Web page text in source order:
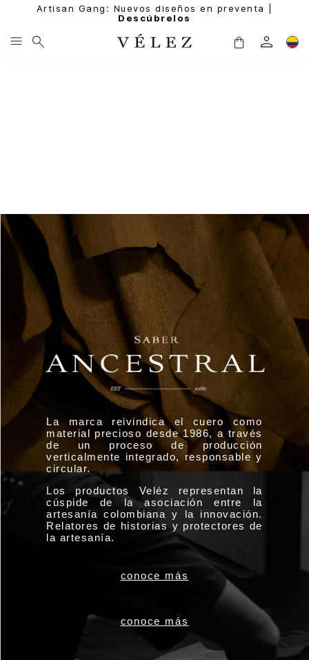
Artisan Gang: Nuevos diseños en preventa |
Descúbrelos
La marca reivindica el cuero como
material precioso desde 1986, a través
de un proceso de producción
verticalmente integrado, responsable y
circular.
Los productos Veléz representan la
cúspide de la asociación entre la
artesanía colombiana y la innovación.
Relatores de historias y protectores de
la artesanía.
conoce más
conoce más